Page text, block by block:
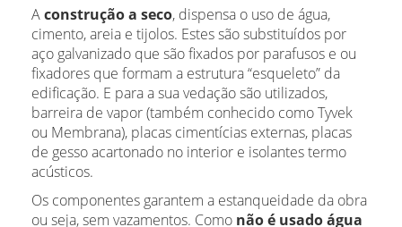
Aconstrução a seco, dispensa o uso de água,
cimento, areia e tijolos. Estes são substituídos por
aço galvanizado que são fixados por parafusos e ou
fixadores que formam a estrutura “esqueleto” da
edificação. E para a sua vedação são utilizados,
barreira de vapor (também conhecido como Tyvek
ou Membrana), placas cimentícias externas, placas
de gesso acartonado no interior e isolantes termo
acústicos.
Os componentes garantem a estanqueidade da obra
ou seja, sem vazamentos. Como não é usado água